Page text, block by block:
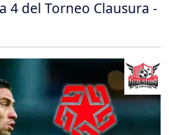
4 del Torneo Clausura -